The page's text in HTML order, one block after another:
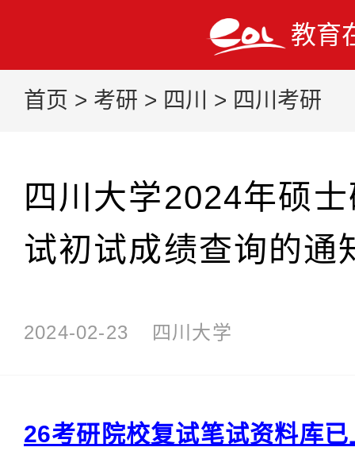
教育
首页 > 考研 > 四川 > 四川考研
四川大学2024年硕
试初试成绩查询的通
2024-02-23 四川大学
26考研院校复试笔试资料库